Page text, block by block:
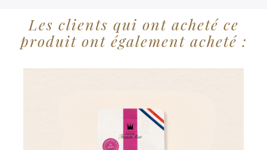
Les clients qui ont acheté ce
produit ont également acheté :